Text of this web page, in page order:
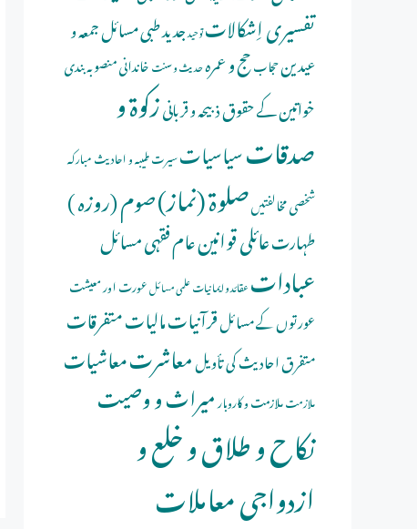
تفسیری اِشکالاتتوحیدجدید طبی مسائلجمعہ و
عیدینحجابحج و عمرہحدیث و سنتخاندانی منصوبہ بندی
خواتین کے حقوقذبیحہ و قربانیزکوۃ و
صدقاتسیاسیاتسیرت طیبہ و احادیث مبارکہ
شخصی مخالفتیںصلوة (نماز)صوم (روزہ )
طہارتعائلی قوانینعام فقہی مسائل
عباداتعقائد و ایمانیاتعلمی مسائلعورت اور معیشت
عورتوں کے مسائلقرآنیاتمالیاتمتفرقات
متفرق احادیث کی تأویلمعاشرتمعاشیات
ملازمتملازمت و کاروبارمیراث و وصیت
نکاح و طلاق و خلع و
ازدواجی معاملات